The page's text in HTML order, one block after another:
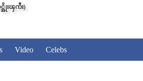
အိုးၾကီး)
Video Celebs